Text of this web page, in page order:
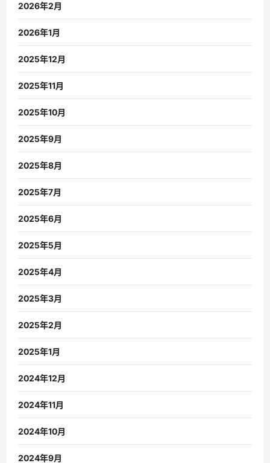
2026年2月
2026年1月
2025年12月
2025年11月
2025年10月
2025年9月
2025年8月
2025年7月
2025年6月
2025年5月
2025年4月
2025年3月
2025年2月
2025年1月
2024年12月
2024年11月
2024年10月
2024年9月